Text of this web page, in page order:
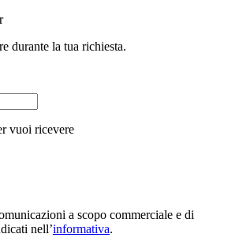
durante la tua richiesta.
vuoi ricevere
a scopo commerciale e di
nell’informativa.